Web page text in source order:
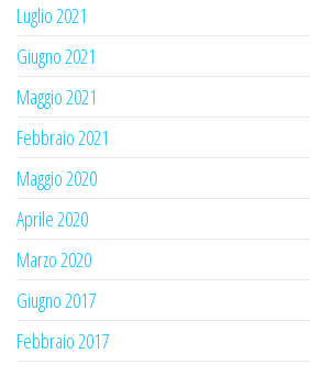
Luglio 2021
Giugno 2021
Maggio 2021
Febbraio 2021
Maggio 2020
Aprile 2020
Marzo 2020
Giugno 2017
Febbraio 2017